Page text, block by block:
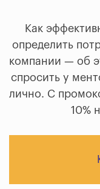
Как
определить
компании — об
спросить у
лично. С
10%